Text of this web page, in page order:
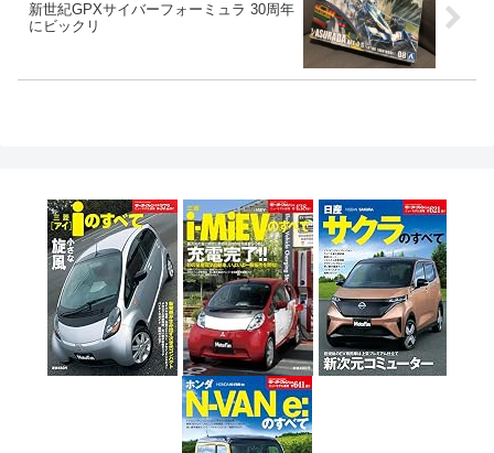
新世紀GPXサイバーフォーミュラ 30周年
にビックリ